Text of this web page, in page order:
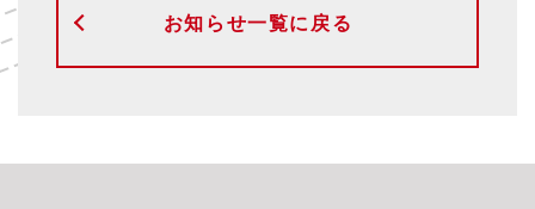
お知らせ一覧に戻る